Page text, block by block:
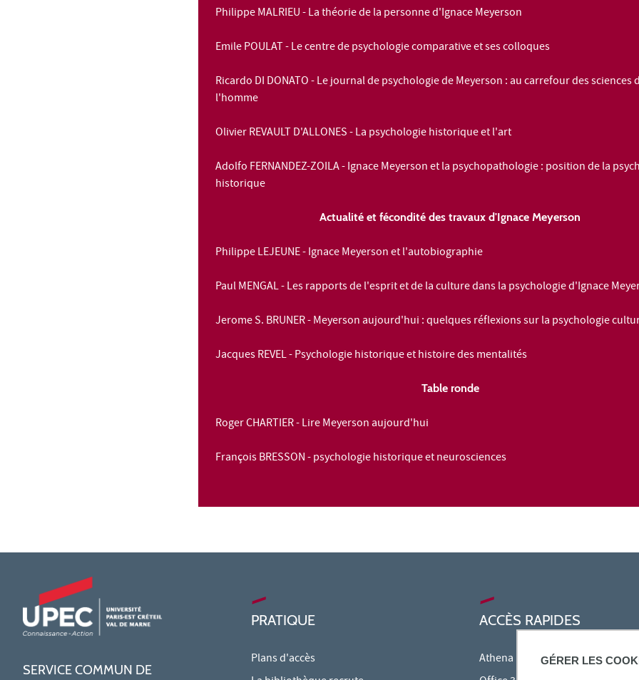
GÉRER LES
Philippe MALRIEU - La théorie de la personne d'Ignace Meyerson
Emile POULAT - Le centre de psychologie comparative et ses colloques
Ricardo DI DONATO -Le journal de psychologiede Meyerson : au carrefour des sciences
l'homme
Olivier REVAULT D'ALLONES - La psychologie historique et l'art
Adolfo FERNANDEZ-ZOILA - Ignace Meyerson et la psychopathologie : position de la
historique
Actualité et fécondité des travaux d'Ignace Meyerson
Philippe LEJEUNE - Ignace Meyerson et l'autobiographie
Paul MENGAL - Les rapports de l'esprit et de la culture dans la psychologie d'Ignace
Jerome S. BRUNER - Meyerson aujourd'hui : quelques réflexions sur la psychologie
Jacques REVEL - Psychologie historique et histoire des mentalités
Table ronde
Roger CHARTIER - Lire Meyerson aujourd'hui
François BRESSON - psychologie historique et neurosciences
SERVICE COMMUN DE
PRATIQUE
Plans d'accès
ACCÈS RAPIDES
Athena